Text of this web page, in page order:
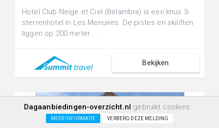
Hotel Club Neige et Ciel (Belambra) is een knus 3-
sterrenhotel in Les Menuires. De pistes en skiliften
liggen op 200 meter ...
Bekijken
Dagaanbiedingen-overzicht.nl gebruikt cookies:
MEER INFORMATIE VERBERG DEZE MELDING